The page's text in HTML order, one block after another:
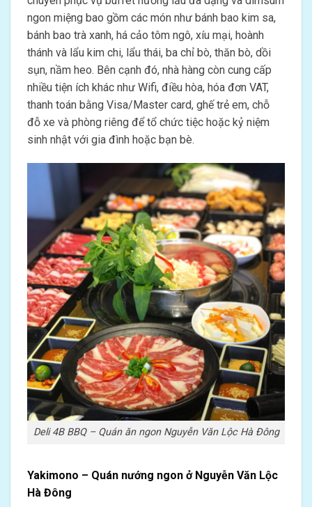
ngon miệng bao gồm các món như bánh bao kim sa,
bánh bao trà xanh, há cảo tôm ngô, xíu mại, hoành
thánh và lẩu kim chi, lẩu thái, ba chỉ bò, thăn bò, dồi
sụn, nầm heo. Bên cạnh đó, nhà hàng còn cung cấp
nhiều tiện ích khác như Wifi, điều hòa, hóa đơn VAT,
thanh toán bằng Visa/Master card, ghế trẻ em, chỗ
đỗ xe và phòng riêng để tổ chức tiệc hoặc kỷ niệm
sinh nhật với gia đình hoặc bạn bè.
Deli 4B BBQ – Quán ăn ngon Nguyễn Văn Lộc Hà Đông
Yakimono – Quán nướng ngon ở Nguyễn Văn Lộc
Hà Đông